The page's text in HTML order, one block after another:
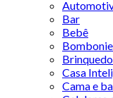
Bar
Bebê
Casa
Cama e